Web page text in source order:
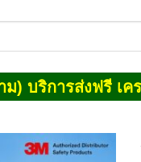
) บริการส่งฟรี เค